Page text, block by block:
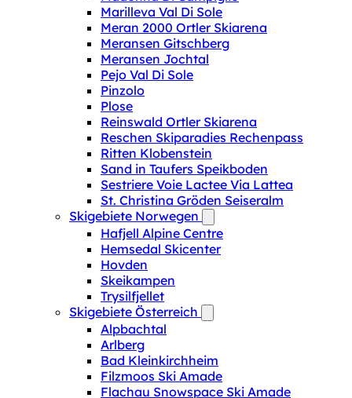
Marilleva Val Di Sole
Meran 2000 Ortler Skiarena
Meransen Gitschberg
Meransen Jochtal
Pejo Val Di Sole
Pinzolo
Plose
Reinswald Ortler Skiarena
Reschen Skiparadies Rechenpass
Ritten Klobenstein
Sand in Taufers Speikboden
Sestriere Voie Lactee Via Lattea
St. Christina Gröden Seiseralm
Skigebiete Norwegen
Hafjell Alpine Centre
Hemsedal Skicenter
Hovden
Skeikampen
Trysilfjellet
Skigebiete Österreich
Alpbachtal
Arlberg
Bad Kleinkirchheim
Filzmoos Ski Amade
Flachau Snowspace Ski Amade